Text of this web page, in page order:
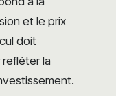
et le prix
doit
la